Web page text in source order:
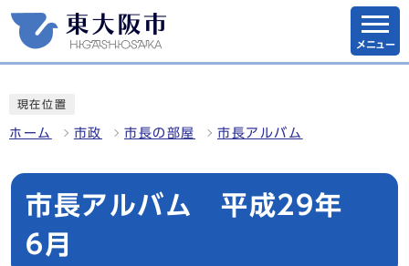
メニュー
現在位置
ホーム 市政 市長の部屋 市長アルバム
市長アルバム 平成29年
6月